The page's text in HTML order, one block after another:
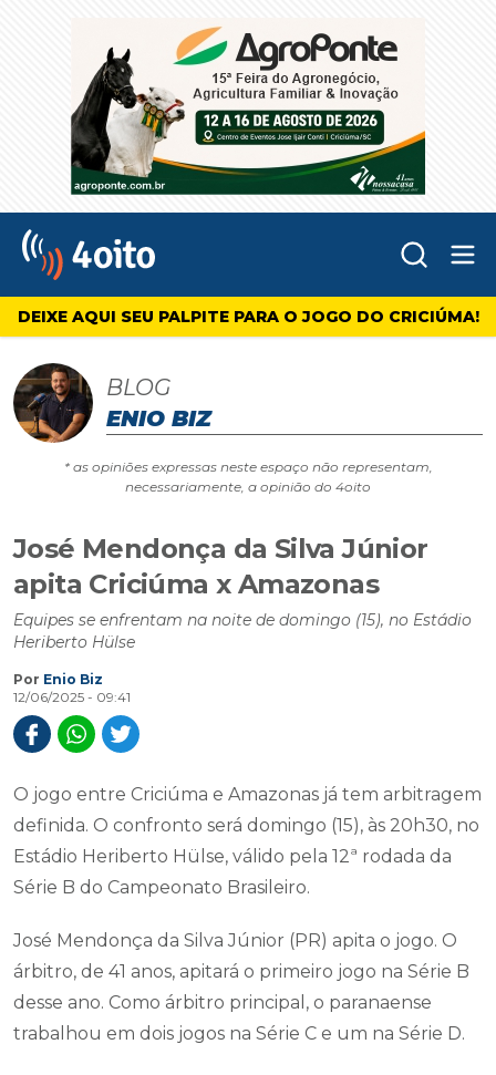
4oito
DEIXE AQUI SEU PALPITE PARA O JOGO DO CRICIÚMA!
BLOG
ENIO BIZ
* as opiniões expressas neste espaço não representam,
necessariamente, a opinião do 4oito
José Mendonça da Silva Júnior
apita Criciúma x Amazonas
Equipes se enfrentam na noite de domingo (15), no Estádio
Heriberto Hülse
Por Enio Biz
12/06/2025 - 09:41
O jogo entre Criciúma e Amazonas já tem arbitragem
definida. O confronto será domingo (15), às 20h30, no
Estádio Heriberto Hülse, válido pela 12ª rodada da
Série B do Campeonato Brasileiro.
José Mendonça da Silva Júnior (PR) apita o jogo. O
árbitro, de 41 anos, apitará o primeiro jogo na Série B
desse ano. Como árbitro principal, o paranaense
trabalhou em dois jogos na Série C e um na Série D.